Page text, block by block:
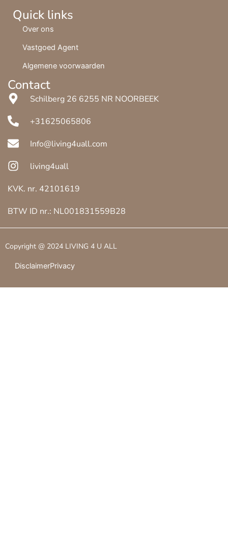
Quick links
Over ons
Vastgoed Agent
Algemene voorwaarden
Contact
Schilberg 26 6255 NR NOORBEEK
+31625065806
Info@living4uall.com
living4uall
KVK. nr. 42101619
BTW ID nr.: NL001831559B28
Copyright @ 2024 LIVING 4 U ALL
DisclaimerPrivacy